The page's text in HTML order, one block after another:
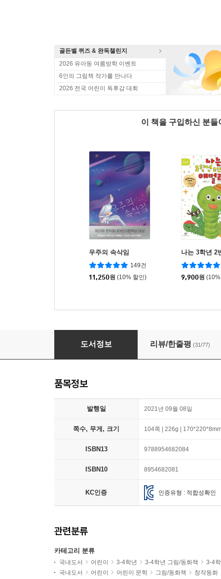
골든벨 퀴즈 & 완독챌린지
2026 유아동 여름방학 이벤트
6인의 그림책 작가를 만나다
2026 전국 어린이 독후감 대회
이 책을 구입하신 분
우주의 속삭임
149건
11,250원 (10% 할인)
나는 3학년 2
9,900원
오늘부터 배프! 베프!
도서정보 리뷰/한줄평 (31/77)
품목정보
발행일 2021년 09월 08일
쪽수, 무게, 크기 104쪽 | 226g |
ISBN13 9788954682084
ISBN10 8954682081
KC인증 인증유형 : 적합성확인
관련분류
카테고리 분류
국내도서 어린이 3-4학년 3-4학년 그림/동화책
3-4
국내도서
어린이 어린이 문학 그림/동화책
창작동화